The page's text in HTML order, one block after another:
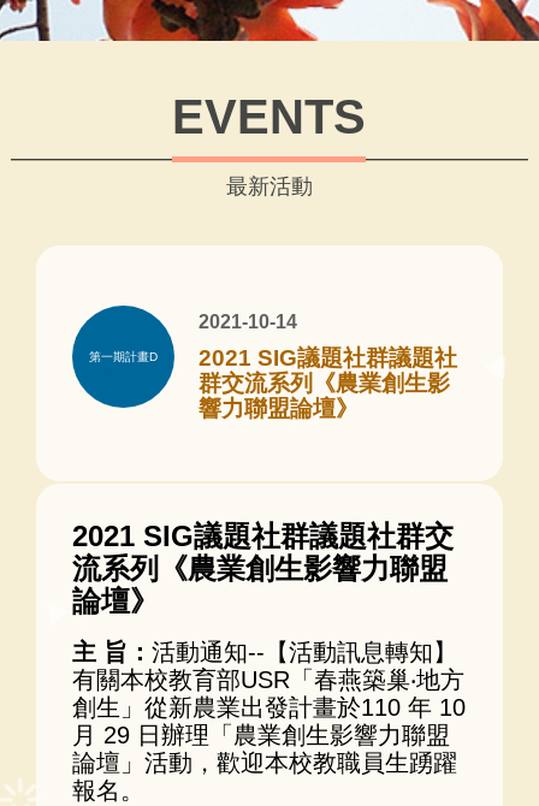
EVENTS
最新活動
第一期計畫D
2021-10-14
2021 SIG議題社群議題社
群交流系列《農業創生影
響力聯盟論壇》
2021 SIG議題社群議題社群交
流系列《農業創生影響力聯盟
論壇》
主 旨： 活動通知--【活動訊息轉知】
有關本校教育部USR「春燕築巢‧地方
創生」從新農業出發計畫於110 年 10
月 29 日辦理「農業創生影響力聯盟
論壇」活動，歡迎本校教職員生踴躍
報名。